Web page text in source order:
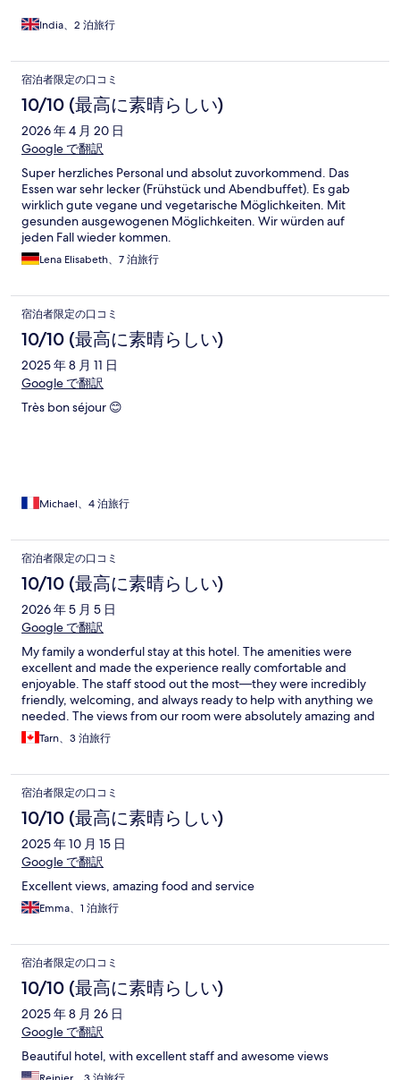
India、2 泊旅行
宿泊者限定の口コミ
10/10 (最高に素晴らしい)
2026 年 4 月 20 日
Google で翻訳
Super herzliches Personal und absolut zuvorkommend. Das
Essen war sehr lecker (Frühstück und Abendbuffet). Es gab
wirklich gute vegane und vegetarische Möglichkeiten. Mit
gesunden ausgewogenen Möglichkeiten. Wir würden auf
jeden Fall wieder kommen.
Lena Elisabeth、7 泊旅行
宿泊者限定の口コミ
10/10 (最高に素晴らしい)
2025 年 8 月 11 日
Google で翻訳
Très bon séjour 😊
Michael、4 泊旅行
宿泊者限定の口コミ
10/10 (最高に素晴らしい)
2026 年 5 月 5 日
Google で翻訳
My family a wonderful stay at this hotel. The amenities were
excellent and made the experience really comfortable and
enjoyable. The staff stood out the most—they were incredibly
friendly, welcoming, and always ready to help with anything we
needed. The views from our room were absolutely amazing and
added something special to the whole trip. One of my favorite
parts was the buffet, which offered a great variety of options
Overall, it was a fantastic experience and I would definitely stay
here again.
Tarn、3 泊旅行
宿泊者限定の口コミ
10/10 (最高に素晴らしい)
2025 年 10 月 15 日
Google で翻訳
Excellent views, amazing food and service
Emma、1 泊旅行
宿泊者限定の口コミ
10/10 (最高に素晴らしい)
2025 年 8 月 26 日
Google で翻訳
Beautiful hotel, with excellent staff and awesome views